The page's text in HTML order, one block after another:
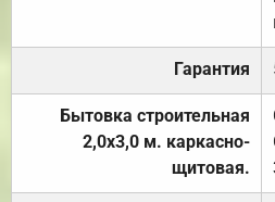
Гарантия
Бытовка строительная
2,0х3,0 м. каркасно-
щитовая.